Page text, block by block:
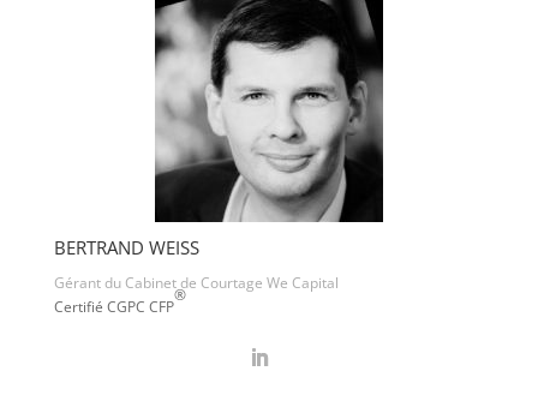
BERTRAND WEISS
Gérant du Cabinet de Courtage We Capital
Certifié CGPC CFP
®